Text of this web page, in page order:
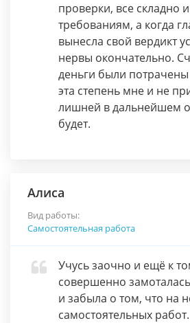
проверки, все складно
требованиям, а когда
вынесла свой вердикт
нервы окончательно.
деньги были
эта степень мне и не
лишней в дальнейшем
будет.
Алиса
Вид работы:
Самостоятельная работа
Учусь заочно и ещё к
совершенно
и забыла о том, что на
самостоятельных